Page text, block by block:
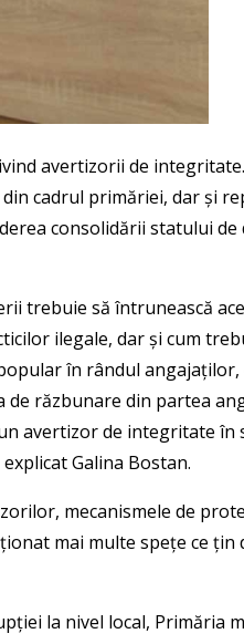
avertizorii de
cadrul primăriei, dar și
consolidării statului
trebuie să întrunească
ilegale, dar și cum
în rândul angajaților,
răzbunare din partea
avertizor de integritate în
Galina Bostan.
mecanismele de
mai multe spețe ce țin
la nivel local, Primăria